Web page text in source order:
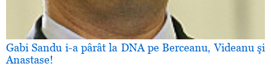
Gabi Sandu i-a pârât la DNA pe Berceanu, Videanu şi
Anastase!